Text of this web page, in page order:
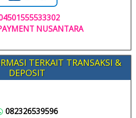
NUSANTARA
TERKAIT TRANSAKSI &
DEPOSIT
082326539596